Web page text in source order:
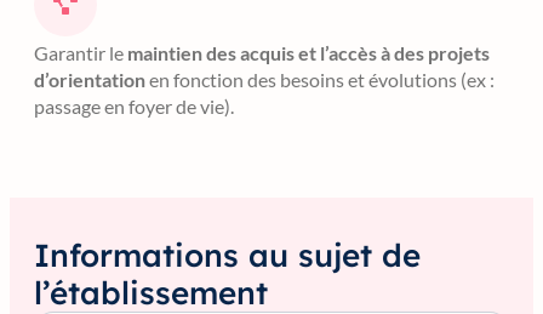
Garantir le maintien des acquis et l’accès à des projets
d’orientationen fonction des besoins et évolutions (ex :
passage en foyer de vie).
Informations au sujet de
l’établissement